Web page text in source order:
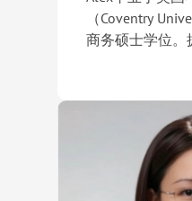
府。她始终致
合自己的成长平
School）、伊
College）、温
（Winchester
（Aiglon
录取。他始终
不仅是进入名
最适合自己的
来的能力与全
（Coventry
商务硕士学位。
教育与升学指
国、英国、加拿
的申请体系与
在长期的顾问
人大附中、上海
知名学校，以及
The Webb
College（UCC
能够根据学生
Alex尤其擅长在
探索帮助学生
性化的活动与
阶段则通过科